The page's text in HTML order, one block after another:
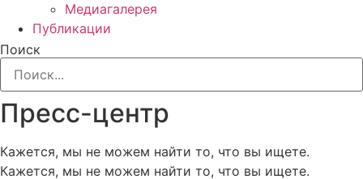
Медиагалерея
Публикации
Поиск
Пресс-центр
Кажется, мы не можем найти то, что вы ищете.
Кажется, мы не можем найти то, что вы ищете.